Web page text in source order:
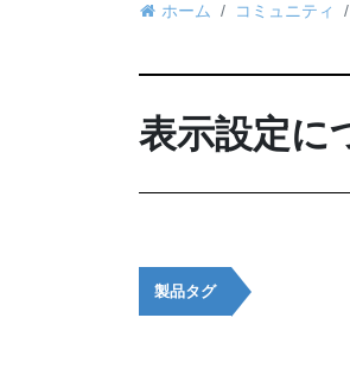
ホーム コミュニティ
表示設定に
製品タグ